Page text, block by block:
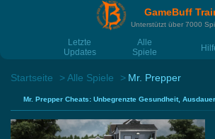
GameBuff
Unterstützt über 7000
Letzte
Updates
Alle
Spiele
Startseite Alle Spiele Mr. Prepper
Mr. Prepper Cheats: Unbegrenzte Gesundheit,